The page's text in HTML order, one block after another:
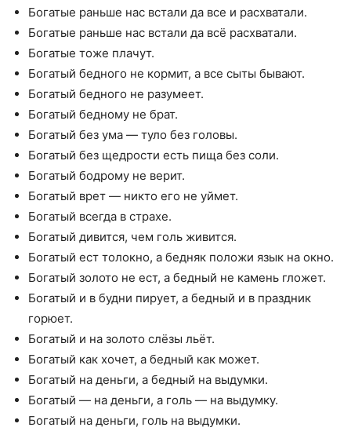
Богатые раньше нас встали да все и расхватали.
Богатые раньше нас встали да всё расхватали.
Богатые тоже плачут.
Богатый бедного не кормит, а все сыты бывают.
Богатый бедного не разумеет.
Богатый бедному не брат.
Богатый без ума — туло без головы.
Богатый без щедрости есть пища без соли.
Богатый бодрому не верит.
Богатый врет — никто его не уймет.
Богатый всегда в страхе.
Богатый дивится, чем голь живится.
Богатый ест толокно, а бедняк положи язык на окно.
Богатый золото не ест, а бедный не камень гложет.
Богатый и в будни пирует, а бедный и в праздник
горюет.
Богатый и на золото слёзы льёт.
Богатый как хочет, а бедный как может.
Богатый на деньги, а бедный на выдумки.
Богатый — на деньги, а голь — на выдумку.
Богатый на деньги, голь на выдумки.